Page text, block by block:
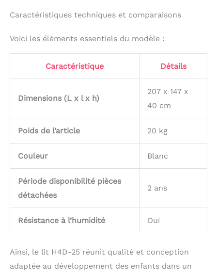
Caractéristiques techniques et comparaisons
Voici les éléments essentiels du modèle :
Caractéristique Détails
Dimensions (L x l x h)
207 x 147 x
40 cm
Poids de l’article 20 kg
Couleur Blanc
Période disponibilité pièces
détachées
2 ans
Résistance à l’humidité Oui
Ainsi, le lit H4D-25 réunit qualité et conception
adaptée au développement des enfants dans un